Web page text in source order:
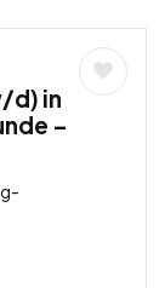
d) in
–